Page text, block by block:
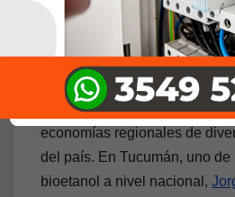
natural, con el consecuente
comunidades campesinas e
En Argentina, la expansión
soja afectó a las
economías regionales de
del país. En Tucumán, uno
bioetanol a nivel nacional,